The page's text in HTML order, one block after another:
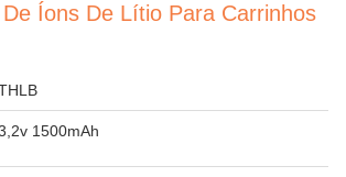
Íons De Lítio Para Carrinhos
1500mAh